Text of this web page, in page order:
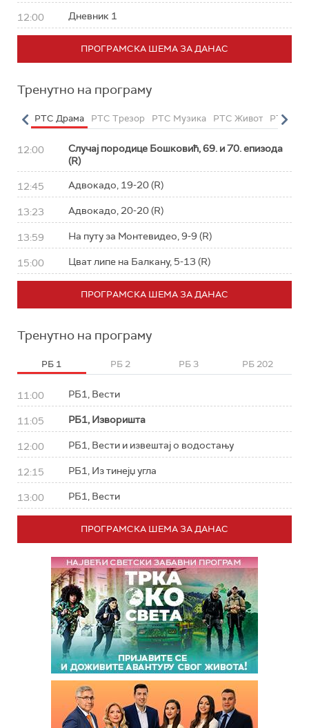
12:00 Дневник 1
ПРОГРАМСКА ШЕМА ЗА ДАНАС
Тренутно на програму
РТС Драма РТС Трезор РТС Музика РТС Живот РТС
12:00
Случај породице Бошковић, 69. и 70. епизода
(R)
12:45 Адвокадо, 19-20 (R)
13:23 Адвокадо, 20-20 (R)
13:59 На путу за Монтевидео, 9-9 (R)
15:00 Цват липе на Балкану, 5-13 (R)
ПРОГРАМСКА ШЕМА ЗА ДАНАС
Тренутно на програму
РБ 1 РБ 2 РБ 3 РБ 202
11:00 РБ1, Вести
11:05 РБ1, Изворишта
12:00 РБ1, Вести и извештај о водостању
12:15 РБ1, Из тинејџ угла
13:00 РБ1, Вести
ПРОГРАМСКА ШЕМА ЗА ДАНАС